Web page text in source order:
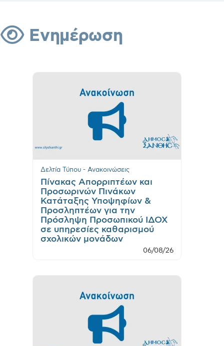
Ενημέρωση
Δελτία Τύπου - Ανακοινώσεις
Πίνακας Απορριπτέων και
Προσωρινών Πινάκων
Κατάταξης Υποψηφίων &
Προσληπτέων για την
Πρόσληψη Προσωπικού ΙΔΟΧ
σε υπηρεσίες καθαρισμού
σχολικών μονάδων
06/08/26